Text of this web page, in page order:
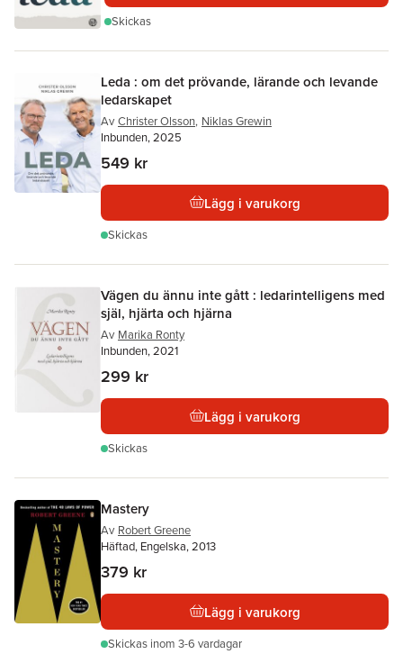
Skickas
Leda : om det prövande, lärande och levande
ledarskapet
Av Christer Olsson, Niklas Grewin
Inbunden, 2025
549 kr
Lägg i varukorg
Skickas
Vägen du ännu inte gått : ledarintelligens med
själ, hjärta och hjärna
Av Marika Ronty
Inbunden, 2021
299 kr
Lägg i varukorg
Skickas
Mastery
Av Robert Greene
Häftad, Engelska, 2013
379 kr
Lägg i varukorg
Skickas inom 3-6 vardagar